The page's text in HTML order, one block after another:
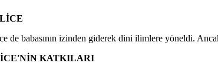
de babasının izinden giderek dini ilimlere yöneldi.
KATKILARI